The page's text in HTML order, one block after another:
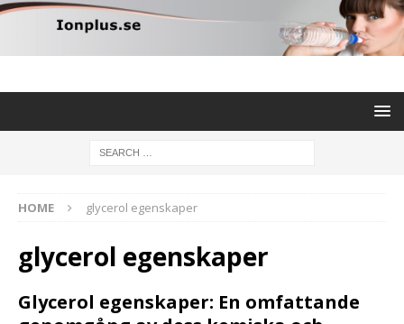
HOME glycerol egenskaper
glycerol egenskaper
Glycerol egenskaper: En omfattande